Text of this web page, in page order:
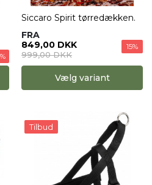
Siccaro Spirit tørredækken.
FRA
849,00 DKK
999,00 DKK
15%
Vælg variant
Tilbud